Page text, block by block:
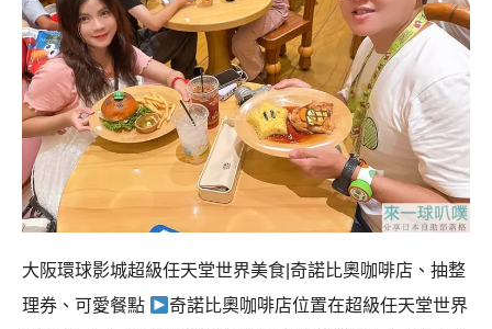
大阪環球影城超級任天堂世界美食|奇諾比奧咖啡店、抽整
理券、可愛餐點
奇諾比奧咖啡店位置在超級任天堂世界